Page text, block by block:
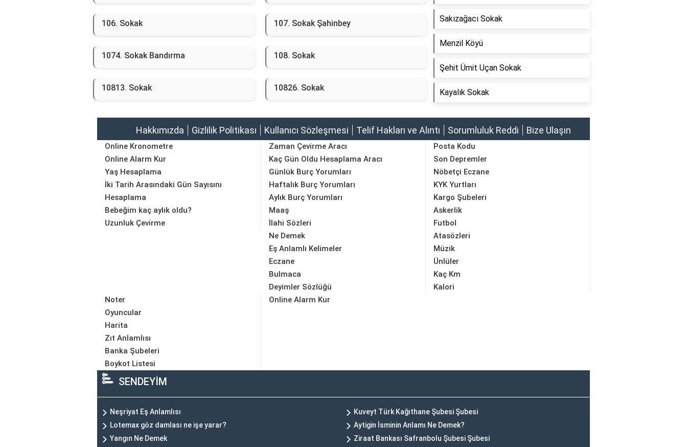
106. Sokak 107. Sokak Şahinbey
1074. Sokak Bandırma 108. Sokak
10813. Sokak 10826. Sokak
Sakızağacı Sokak
Menzil Köyü
Şehit Ümit Uçan Sokak
Kayalık Sokak
Hakkımızda Gizlilik Politikası Kullanıcı Sözleşmesi Telif Hakları ve Alıntı Sorumluluk Reddi Bize Ulaşın
Online Kronometre
Online Alarm Kur
Yaş Hesaplama
İki Tarih Arasındaki Gün Sayısını
Hesaplama
Bebeğim kaç aylık oldu?
Uzunluk Çevirme
Zaman Çevirme Aracı
Kaç Gün Oldu Hesaplama Aracı
Günlük Burç Yorumları
Haftalık Burç Yorumları
Aylık Burç Yorumları
Maaş
Posta Kodu
Son Depremler
Nöbetçi Eczane
KYK Yurtları
Kargo Şubeleri
Askerlik
İlahi Sözleri
Ne Demek
Eş Anlamlı Kelimeler
Eczane
Bulmaca
Deyimler Sözlüğü
Futbol
Atasözleri
Müzik
Ünlüler
Kaç Km
Kalori
Noter
Oyuncular
Harita
Zıt Anlamlısı
Banka Şubeleri
Boykot Listesi
Online Alarm Kur
SENDEYİM
Neşriyat Eş Anlamlısı
Kuveyt Türk Kağıthane Şubesi Şubesi
Lotemax göz damlası ne işe yarar?
Aytigin İsminin Anlamı Ne Demek?
Yangın Ne Demek
Ziraat Bankası Safranbolu Şubesi Şubesi